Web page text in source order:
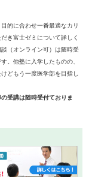
的に合わせ一番最適なカリ
き富士ゼミについて詳しく
（オンライン可）は随時受
。他塾に入学したものの、
どもう一度医学部を目指し
受講は随時受付ておりま